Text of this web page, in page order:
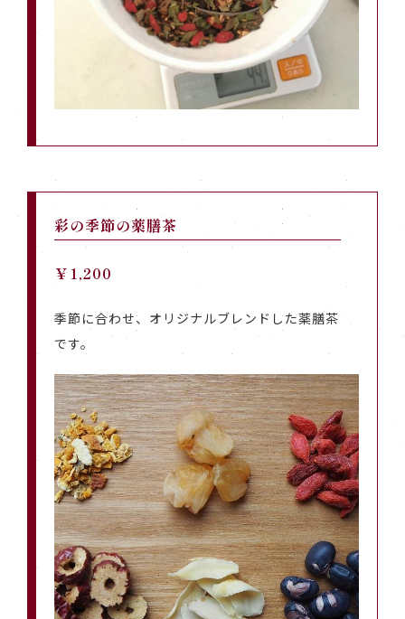
彩の季節の薬膳茶
￥1,200
季節に合わせ、オリジナルブレンドした薬膳茶
です。